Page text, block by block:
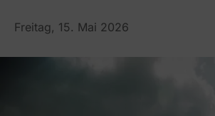
Freitag, 15. Mai 2026